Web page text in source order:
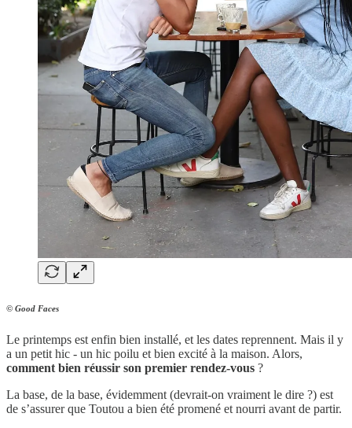
© Good Faces
Le printemps est enfin bien installé, et les dates reprennent. Mais il y
a un petit hic - un hic poilu et bien excité à la maison. Alors,
comment bien réussir son premier rendez-vous ?
La base, de la base, évidemment (devrait-on vraiment le dire ?) est
de s’assurer que Toutou a bien été promené et nourri avant de partir.